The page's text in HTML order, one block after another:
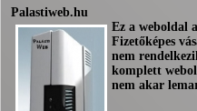
Palastiweb.hu
Ez a weboldal a
Fizetőképes
nem
komplett
nem akar